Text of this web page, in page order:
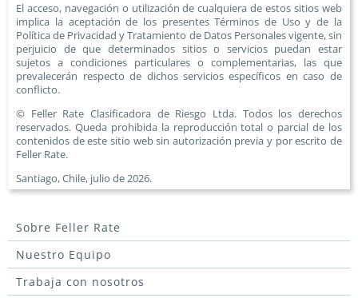
El acceso, navegación o utilización de cualquiera de estos sitios web
implica la aceptación de los presentes Términos de Uso y de la
Política de Privacidad y Tratamiento de Datos Personales vigente, sin
perjuicio de que determinados sitios o servicios puedan estar
sujetos a condiciones particulares o complementarias, las que
prevalecerán respecto de dichos servicios específicos en caso de
conflicto.
© Feller Rate Clasificadora de Riesgo Ltda. Todos los derechos
reservados. Queda prohibida la reproducción total o parcial de los
contenidos de este sitio web sin autorización previa y por escrito de
Feller Rate.
Santiago, Chile, julio de 2026.
Sobre Feller Rate
Nuestro Equipo
Trabaja con nosotros